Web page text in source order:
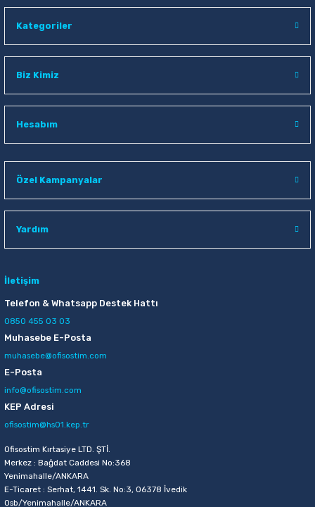
Kategoriler
Biz Kimiz
Hesabım
Özel Kampanyalar
Yardım
İletişim
Telefon & Whatsapp Destek Hattı
0850 455 03 03
Muhasebe E-Posta
muhasebe@ofisostim.com
E-Posta
info@ofisostim.com
KEP Adresi
ofisostim@hs01.kep.tr
Ofisostim Kırtasiye LTD. ŞTİ.
Merkez : Bağdat Caddesi No:368
Yenimahalle/ANKARA
E-Ticaret : Serhat, 1441. Sk. No:3, 06378 İvedik
Osb/Yenimahalle/ANKARA